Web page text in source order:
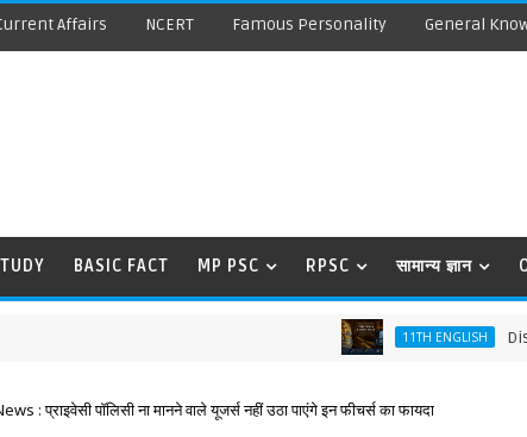
Affairs NCERT Famous Personality General
BASIC FACT MP PSC RPSC सामान्य ज्ञान
11TH ENGLISH
: प्राइवेसी पॉलिसी ना मानने वाले यूजर्स नहीं उठा पाएंगे इन फीचर्स का फायदा